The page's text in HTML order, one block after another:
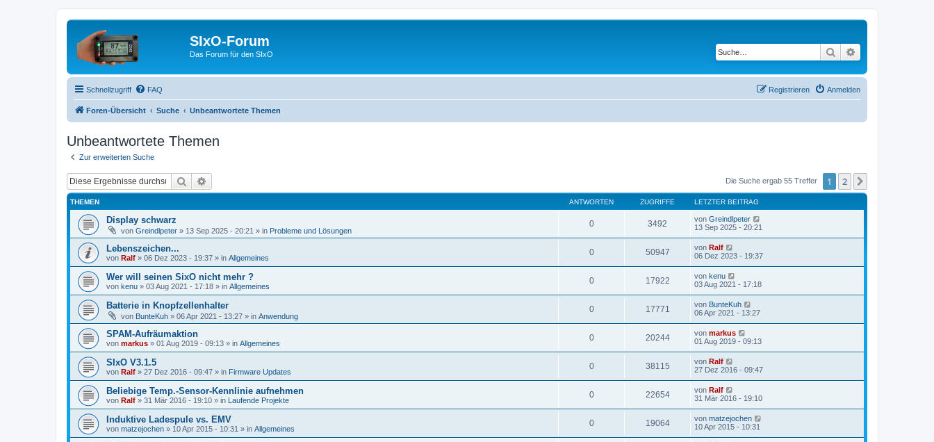
SIxO-Forum
Das Forum für den SIxO Suche
Schnellzugriff FAQ Anmelden
Registrieren
Foren-Übersicht Suche Unbeantwortete Themen
Unbeantwortete Themen
Zur erweiterten Suche
Suche Die Suche ergab 55 Treffer 1 2
THEMEN ANTWORTEN ZUGRIFFE LETZTER BEITRAG
Display schwarz
von Greindlpeter » 13 Sep 2025 - 20:21 » in Probleme und Lösungen
0 3492 von Greindlpeter
13 Sep 2025 - 20:21
Lebenszeichen...
von Ralf » 06 Dez 2023 - 19:37 » in Allgemeines
0 50947 von Ralf
06 Dez 2023 - 19:37
Wer will seinen SixO nicht mehr ?
von kenu » 03 Aug 2021 - 17:18 » in Allgemeines
0 17922 von kenu
03 Aug 2021 - 17:18
Batterie in Knopfzellenhalter
von BunteKuh » 06 Apr 2021 - 13:27 » in Anwendung
0 17771 von BunteKuh
06 Apr 2021 - 13:27
SPAM-Aufräumaktion
von markus » 01 Aug 2019 - 09:13 » in Allgemeines
0 20244 von markus
01 Aug 2019 - 09:13
SIxO V3.1.5
von Ralf » 27 Dez 2016 - 09:47 » in Firmware Updates
0 38115 von Ralf
27 Dez 2016 - 09:47
Beliebige Temp.-Sensor-Kennlinie aufnehmen
von Ralf » 31 Mär 2016 - 19:10 » in Laufende Projekte
0 22654 von Ralf
31 Mär 2016 - 19:10
Induktive Ladespule vs. EMV
von matzejochen » 10 Apr 2015 - 10:31 » in Allgemeines
0 19064 von matzejochen
10 Apr 2015 - 10:31